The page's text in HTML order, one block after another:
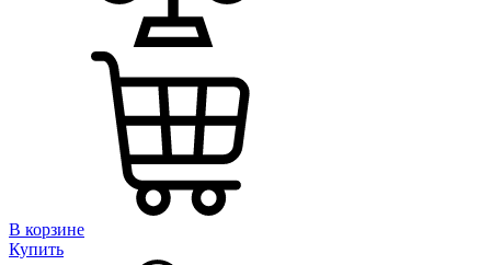
В корзине
Купить